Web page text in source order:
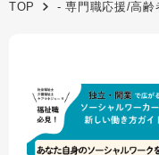
TOP - 専門職応援/高齢